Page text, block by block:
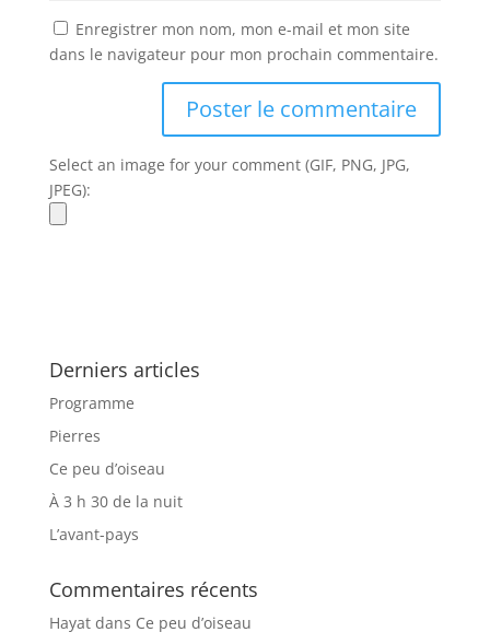
Enregistrer mon nom, mon e-mail et mon site
dans le navigateur pour mon prochain commentaire.
Select an image for your comment (GIF, PNG, JPG,
JPEG):
Derniers articles
Programme
Pierres
Ce peu d’oiseau
À 3 h 30 de la nuit
L’avant-pays
Commentaires récents
Hayatdans Ce peu d’oiseau